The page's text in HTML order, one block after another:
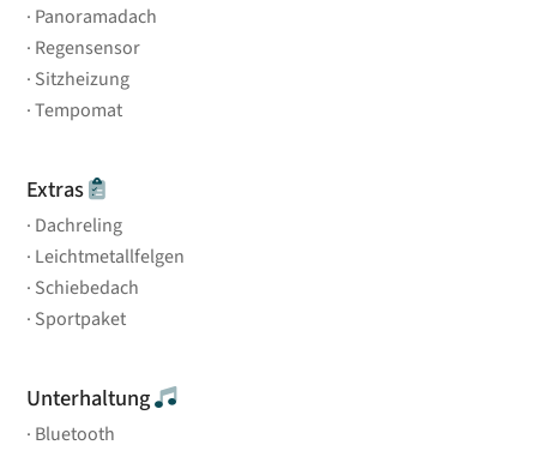
Panoramadach
Regensensor
Sitzheizung
Tempomat
Extras
Dachreling
Leichtmetallfelgen
Schiebedach
Sportpaket
Unterhaltung
Bluetooth